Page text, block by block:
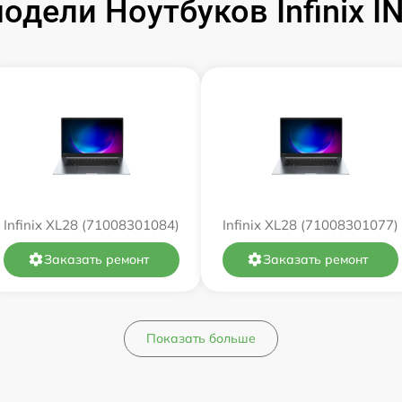
от 60 мин
от 60 мин
Ноутбуков Infinix
Infinix XL28 (71008301084)
Заказать ремонт
Infinix XL28 (71008301077)
Заказать ремонт
Показать больше